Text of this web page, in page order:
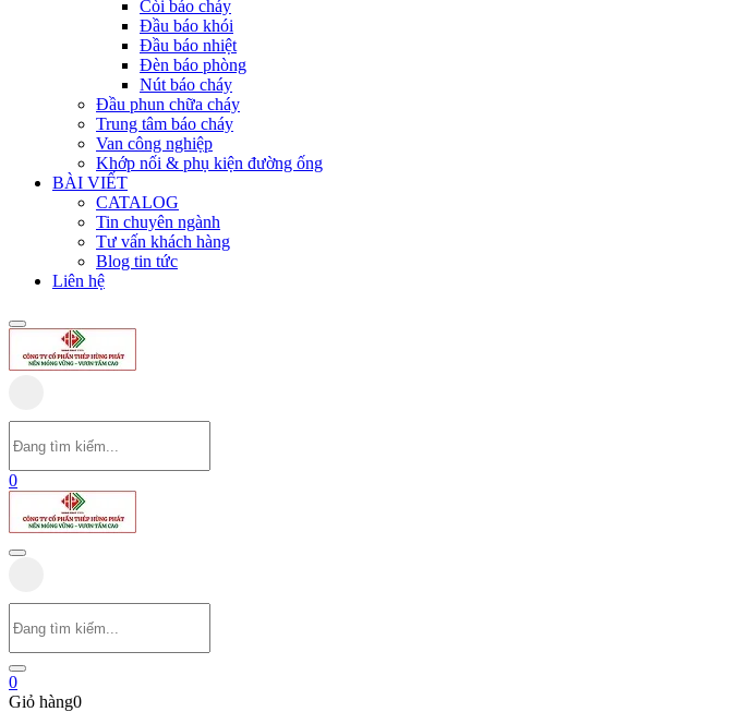
Còi báo cháy
Đầu báo khói
Đầu báo nhiệt
Đèn báo phòng
Nút báo cháy
Đầu phun chữa cháy
Trung tâm báo cháy
Van công nghiệp
Khớp nối & phụ kiện đường ống
BÀI VIẾT
CATALOG
Tin chuyên ngành
Tư vấn khách hàng
Blog tin tức
Liên hệ
0
0
Giỏ hàng0